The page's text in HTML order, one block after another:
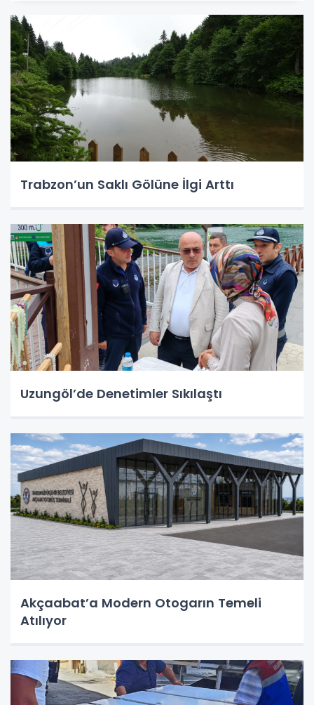
Trabzon’un Saklı Gölüne İlgi Arttı
Uzungöl’de Denetimler Sıkılaştı
Akçaabat’a Modern Otogarın Temeli
Atılıyor